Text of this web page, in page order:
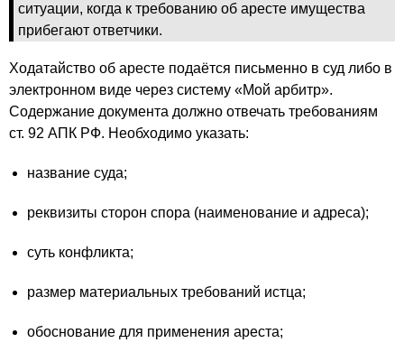
ситуации, когда к требованию об аресте имущества
прибегают ответчики.
Ходатайство об аресте подаётся письменно в суд либо в
электронном виде через систему «Мой арбитр».
Содержание документа должно отвечать требованиям
ст. 92 АПК РФ. Необходимо указать:
название суда;
реквизиты сторон спора (наименование и адреса);
суть конфликта;
размер материальных требований истца;
обоснование для применения ареста;